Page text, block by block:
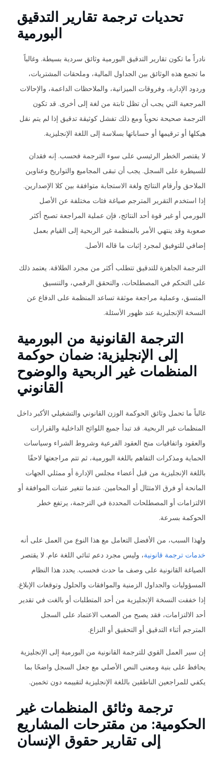
تحديات ترجمة تقارير التدقيق
البورمية
نادراً ما تكون تقارير التدقيق البورمية وثائق سردية بسيطة. وغالباً
ما تجمع هذه الوثائق بين الجداول المالية، وملحقات المشتريات،
وردود الإدارة، وفروقات الميزانية، والملاحظات الداعمة، والإحالات
المرجعية التي يجب أن تظل ثابتة من لغة إلى أخرى. قد تكون
الترجمة صحيحة نحوياً ومع ذلك تفشل كوثيقة تدقيق إذا لم يتم نقل
هيكلها أو ترقيمها أو حساباتها بسلاسة إلى اللغة الإنجليزية.
لا يقتصر الخطر الرئيسي على سوء الترجمة فحسب. إنه فقدان
للسيطرة على السجل. يجب أن تبقى المجاميع والتواريخ وعناوين
الملاحق وأرقام النتائج ولغة الاستجابة متوافقة بين كلا الإصدارين.
إذا استخدم التقرير المترجم صياغة فئات مختلفة عن الأصل
البورمي أو غير قوة أحد النتائج، فإن عملية المراجعة تصبح أكثر
صعوبة وقد ينتهي الأمر بالمنظمة غير الربحية إلى القيام بعمل
إضافي للتوفيق لمجرد إثبات ما قاله الأصل.
الترجمة الجاهزة للتدقيق تتطلب أكثر من مجرد الطلاقة. يعتمد ذلك
على التحكم في المصطلحات، والتحقق الرقمي، والتنسيق
المتسق، وعملية مراجعة موثقة تساعد المنظمة على الدفاع عن
النسخة الإنجليزية عند ظهور الأسئلة.
الترجمة القانونية من البورمية
إلى الإنجليزية: ضمان حوكمة
المنظمات غير الربحية والوضوح
القانوني
غالباً ما تحمل وثائق الحوكمة الوزن القانوني والتشغيلي الأكبر داخل
المنظمات غير الربحية. قد تبدأ جميع اللوائح الداخلية والقرارات
والعقود واتفاقيات منح العقود الفرعية وشروط الشراء وسياسات
الحماية ومذكرات التفاهم باللغة البورمية، ثم تتم مراجعتها لاحقًا
باللغة الإنجليزية من قبل أعضاء مجلس الإدارة أو ممثلي الجهات
المانحة أو فرق الامتثال أو المحامين. عندما تتغير عتبات الموافقة أو
الالتزامات أو المصطلحات المحددة في الترجمة، يرتفع خطر
الحوكمة بسرعة.
ولهذا السبب، من الأفضل التعامل مع هذا النوع من العمل على أنه
خدمات ترجمة قانونية، وليس مجرد دعم ثنائي اللغة عام. لا يقتصر
الصياغة القانونية على وصف ما حدث فحسب. يحدد هذا النظام
المسؤوليات والجداول الزمنية والموافقات والحلول وتوقعات الإبلاغ.
إذا خففت النسخة الإنجليزية من أحد المتطلبات أو بالغت في تقدير
أحد الالتزامات، فقد يصبح من الصعب الاعتماد على السجل
المترجم أثناء التدقيق أو التحقيق أو النزاع.
إن سير العمل القوي للترجمة القانونية من البورمية إلى الإنجليزية
يحافظ على بنية ومعنى النص الأصلي مع جعل السجل واضحًا بما
يكفي للمراجعين الناطقين باللغة الإنجليزية لتقييمه دون تخمين.
ترجمة وثائق المنظمات غير
الحكومية: من مقترحات المشاريع
إلى تقارير حقوق الإنسان